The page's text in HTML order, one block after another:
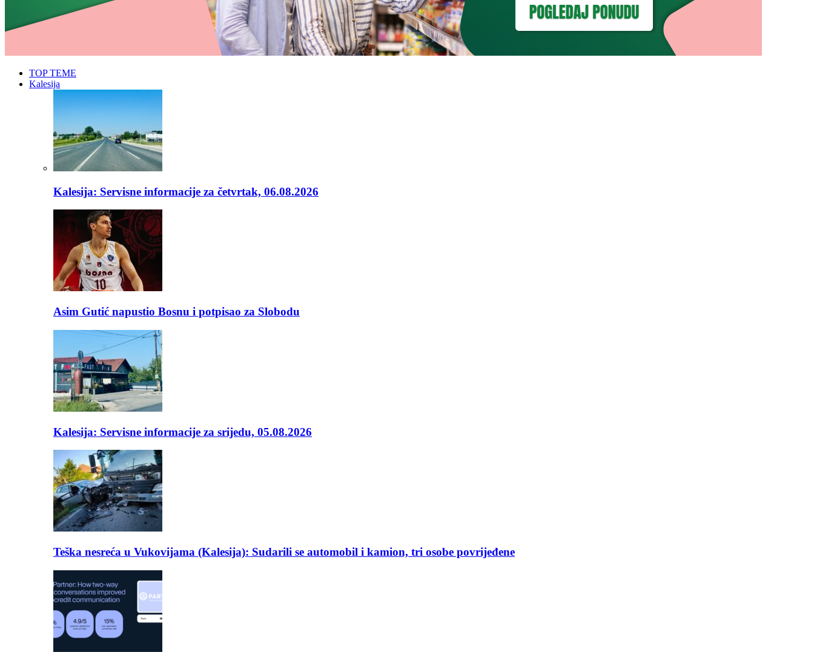
TOP TEME
Kalesija
Kalesija: Servisne informacije za četvrtak, 06.08.2026
Asim Gutić napustio Bosnu i potpisao za Slobodu
Kalesija: Servisne informacije za srijedu, 05.08.2026
Teška nesreća u Vukovijama (Kalesija): Sudarili se automobil i kamion, tri osobe povrijeđene